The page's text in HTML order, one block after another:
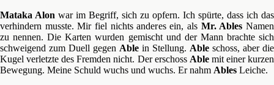
Mataka Alon war im Begriff, sich zu opfern. Ich spürte, dass ich das
verhindern musste. Mir fiel nichts anderes ein, als Mr. Ables Namen
zu nennen. Die Karten wurden gemischt und der Mann brachte sich
schweigend zum Duell gegen Able in Stellung. Able schoss, aber die
Kugel verletzte des Fremden nicht. Der erschoss Ablemit einer kurzen
Bewegung. Meine Schuld wuchs und wuchs. Er nahm Ables Leiche.